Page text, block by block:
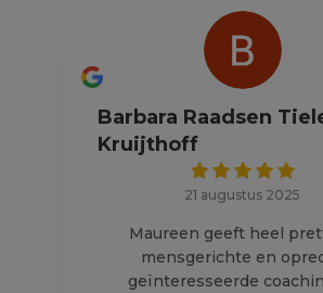
Barbara Raadsen
Kruijthoff
21 augustus 2025
Maureen geeft heel
mensgerichte en
geïnteresseerde